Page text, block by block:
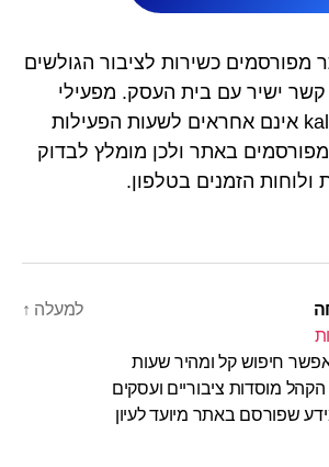
מפורסמים כשירות לציבור הגולשים
קשר ישיר עם בית העסק. מפעילי
האתר kal-kalan.net אינם אחראים לשעות הפעילות
באתר ולכן מומלץ לבדוק
הזמנים בטלפון.
חיפוש קל ומהיר שעות
מוסדות ציבוריים ועסקים
שפורסם באתר מיועד לעיון
למעלה ↑